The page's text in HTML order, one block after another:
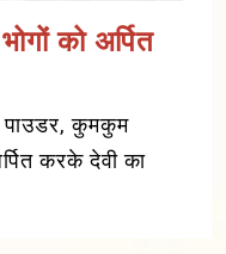
को अर्पित
पाउडर, कुमकुम
करके देवी का